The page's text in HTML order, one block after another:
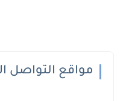
مواقع التواصل